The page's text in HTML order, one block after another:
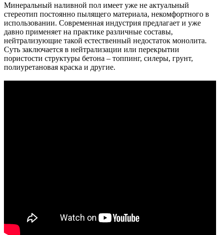
Минеральный наливной пол имеет уже не актуальный
стереотип постоянно пылящего материала, некомфортного в
использовании. Современная индустрия предлагает и уже
давно применяет на практике различные составы,
нейтрализующие такой естественный недостаток монолита.
Суть заключается в нейтрализации или перекрытии
пористости структуры бетона – топпинг, силеры, грунт,
полиуретановая краска и другие.